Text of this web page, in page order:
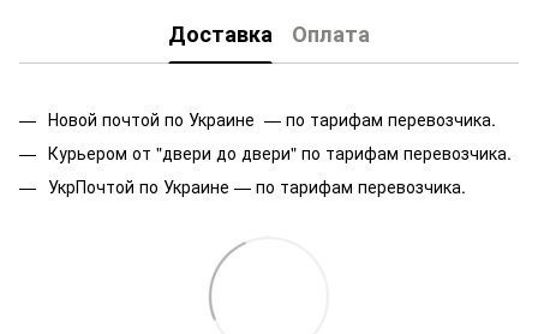
Доставка Оплата
Новой почтой по Украине — по тарифам перевозчика.
Курьером от "двери до двери" по тарифам перевозчика.
УкрПочтой по Украине — по тарифам перевозчика.